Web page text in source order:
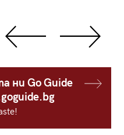
ни Go Guide